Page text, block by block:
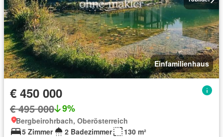
Einfamilienhaus
€ 450 000
€ 495 000 9%
Bergbeirohrbach, Oberösterreich
5 Zimmer
2 Badezimmer
130 m²